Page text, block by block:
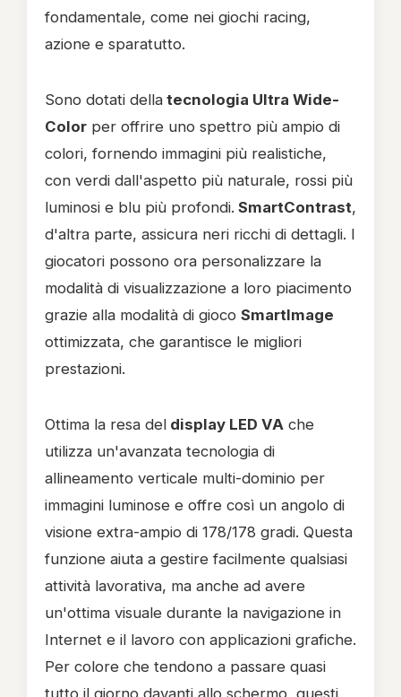
fondamentale, come nei giochi racing,
azione e sparatutto.
Sono dotati della tecnologia Ultra Wide-
Color per offrire uno spettro più ampio di
colori, fornendo immagini più realistiche,
con verdi dall'aspetto più naturale, rossi più
luminosi e blu più profondi. SmartContrast,
d'altra parte, assicura neri ricchi di dettagli. I
giocatori possono ora personalizzare la
modalità di visualizzazione a loro piacimento
grazie alla modalità di gioco SmartImage
ottimizzata, che garantisce le migliori
prestazioni.
Ottima la resa del display LED VA che
utilizza un'avanzata tecnologia di
allineamento verticale multi-dominio per
immagini luminose e offre così un angolo di
visione extra-ampio di 178/178 gradi. Questa
funzione aiuta a gestire facilmente qualsiasi
attività lavorativa, ma anche ad avere
un'ottima visuale durante la navigazione in
Internet e il lavoro con applicazioni grafiche.
Per colore che tendono a passare quasi
tutto il giorno davanti allo schermo, questi